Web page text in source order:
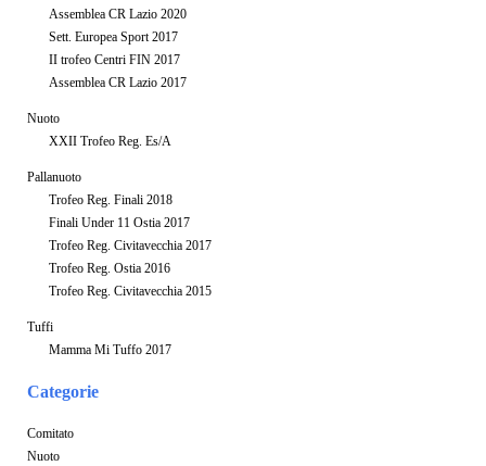
Assemblea CR Lazio 2020
Sett. Europea Sport 2017
II trofeo Centri FIN 2017
Assemblea CR Lazio 2017
Nuoto
XXII Trofeo Reg. Es/A
Pallanuoto
Trofeo Reg. Finali 2018
Finali Under 11 Ostia 2017
Trofeo Reg. Civitavecchia 2017
Trofeo Reg. Ostia 2016
Trofeo Reg. Civitavecchia 2015
Tuffi
Mamma Mi Tuffo 2017
Categorie
Comitato
Nuoto